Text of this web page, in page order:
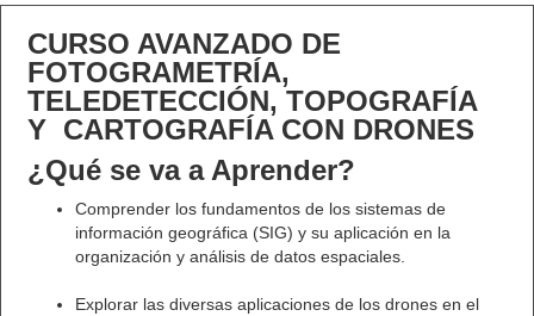
CURSO AVANZADO DE
FOTOGRAMETRÍA,
TELEDETECCIÓN, TOPOGRAFÍA
Y CARTOGRAFÍA CON DRONES
¿Qué se va a Aprender?
Comprender los fundamentos de los sistemas de
información geográfica (SIG) y su aplicación en la
organización y análisis de datos espaciales.
Explorar las diversas aplicaciones de los drones en el